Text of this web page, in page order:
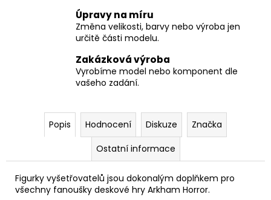
Úpravy na míru
Změna velikosti, barvy nebo výroba jen
určitě části modelu.
Zakázková výroba
Vyrobíme model nebo komponent dle
vašeho zadání.
Popis Hodnocení Diskuze
Značka
Ostatní informace
Figurky vyšetřovatelů jsou dokonalým doplňkem pro
všechny fanoušky deskové hry Arkham Horror.